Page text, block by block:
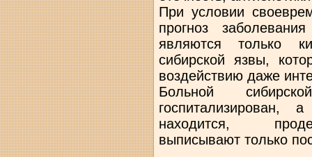
При условии
прогноз
являются только
сибирской язвы,
воздействию даже
Больной
находится,
выписывают только